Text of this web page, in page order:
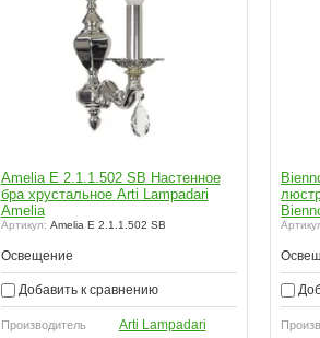
Amelia E 2.1.1.502 SB Настенное
бра хрустальное Arti Lampadari
Amelia
Артикул: Amelia E 2.1.1.502 SB
Освещение
Добавить к сравнению
Производитель Arti Lampadari